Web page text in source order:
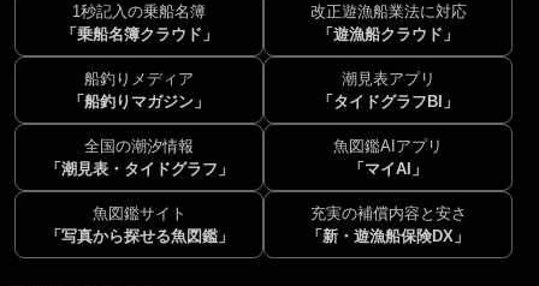
1秒記入の乗船名簿
「乗船名簿クラウド」
改正遊漁船業法に対応
「遊漁船クラウド」
船釣りメディア
「船釣りマガジン」
潮見表アプリ
「タイドグラフBI」
全国の潮汐情報
「潮見表・タイドグラフ」
魚図鑑AIアプリ
「マイAI」
魚図鑑サイト
「写真から探せる魚図鑑」
充実の補償内容と安さ
「新・遊漁船保険DX」